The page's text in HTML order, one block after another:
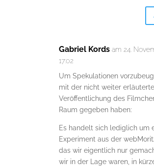
Gabriel Kords am 24.
17:02
Um Spekulationen
mit der nicht weiter
Veröffentlichung des
Raum gegeben haben:
Es handelt sich lediglich um
Experiment aus der
das wir eigentlich nur
wir in der Lage waren, in